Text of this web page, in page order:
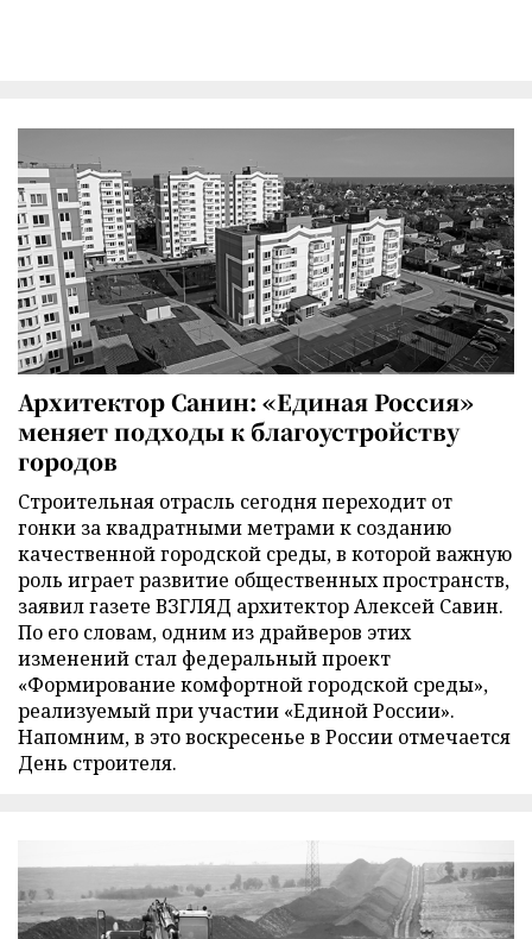
Архитектор Санин: «Единая Россия»
меняет подходы к благоустройству
городов
Строительная отрасль сегодня переходит от
гонки за квадратными метрами к созданию
качественной городской среды, в которой важную
роль играет развитие общественных пространств,
заявил газете ВЗГЛЯД архитектор Алексей Савин.
По его словам, одним из драйверов этих
изменений стал федеральный проект
«Формирование комфортной городской среды»,
реализуемый при участии «Единой России».
Напомним, в это воскресенье в России отмечается
День строителя.